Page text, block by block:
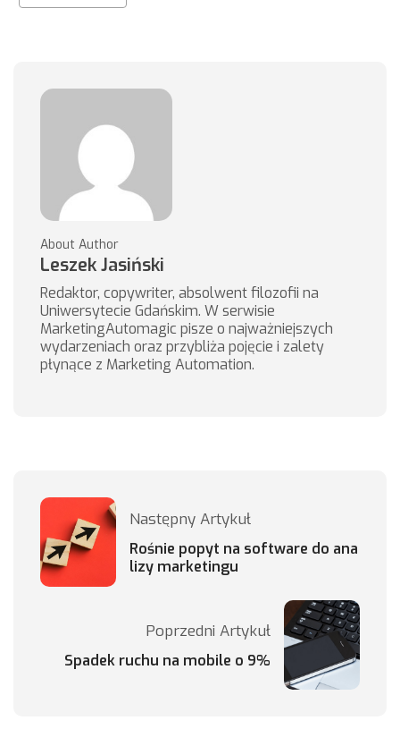
About Author
Leszek Jasiński
Redaktor, copywriter, absolwent filozofii na
Uniwersytecie Gdańskim. W serwisie
MarketingAutomagic pisze o najważniejszych
wydarzeniach oraz przybliża pojęcie i zalety
płynące z Marketing Automation.
Następny Artykuł
Rośnie popyt na software do ana
lizy marketingu
Poprzedni Artykuł
Spadek ruchu na mobile o 9%